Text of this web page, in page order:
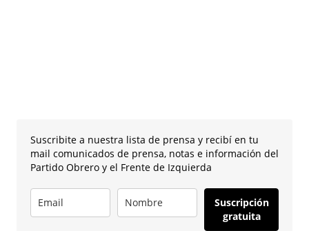
Suscribite a nuestra lista de prensa y recibí en tu
mail comunicados de prensa, notas e información del
Partido Obrero y el Frente de Izquierda
Suscripción
gratuita